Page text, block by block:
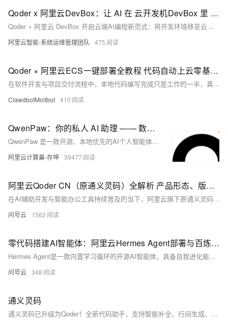
Qoder x 阿里云DevBox：让 AI 在 云开发机DevBox 里 "放开手脚"
Qoder × 阿里云 DevBox 开启云端AI编程新范式：将开发环境移至云端沙箱，实现算力解耦、全球加速、安全隔离与极致轻盈——0.1元/小时，一键直连，让AI自由执行、验证、重构，本地只留灵感。
阿里云智能-系统运维管理团队 475
Qoder × 阿里云ECS一键部署全教程 代码自动上云零基础实操指南
在软件开发与项目交付流程中，本地代码编写完成只是工作的一半，真正耗时耗力的环节永远是部署上线。无数开发者都深有体会：写完代码后需要手动登录云服务器、适配系统环境、安装项目依赖、配置后台守护脚本、设置端口与反向代理，每一个步骤都容易出现报错、版本不兼容、配置遗漏等问题。
ClawdbotMoltbot 410
QwenPaw：你的私人 AI 助理 —— 数据归你、记忆进化、多端触达的开源个人智能体
QwenPaw 是一款开源、本地优先的AI个人智能体（Apache 2.0），数据归属用户、记忆自主进化、支持钉钉/飞书/微信等多端触达。3行命令即可部署，内置Coding IDE、Persona人格、定时任务、MCP工具生态与多Agent协作，真正属于你的私有AI助理。
阿里云计算巢-存坤 39477
阿里云Qoder CN（原通义灵码）全解析 产品形态、版本划分与技术适配说明
在AI辅助开发与智能办公工具持续普及的当下，阿里云旗下原通义灵码正式更名为Qoder CN，同时延伸出QoderWork CN、Qoder CN CLI、Qoder CN Mobile等多款配套产品，形成覆盖代码开发、日常办公、终端交互、移动端使用的完整工具矩阵。Qoder CN核心定位为AI智能编码助手，深度适配主流代码编辑器、集成开发环境以及终端场景；QoderWork CN则偏向桌面端综合办公辅助，二者面向不同使用场景，划分了多个版本档位，搭配差异化资源配额、功能权限与计费规则，同时兼容多款主流大模型。
问号云 1562
零代码搭建AI智能体：阿里云Hermes Agent部署与百炼Token Plan配置完整手册
Hermes Agent是一款内置学习循环的开源AI智能体，具备自我进化能力，可通过自然语言调用浏览器、文件系统、代码编辑器等工具，完成文档处理、数据采集、代码开发等复杂任务，是个人与团队提升工作效率的核心工具。2026年，阿里云提供轻量应用服务器、ECS云服务器、无影云电脑三种主流部署方案，搭配官方预装镜像，大幅降低部署门槛；同时，阿里云百炼推出Token Plan团队版，提供固定月费、额度内无限调用的模型服务，与Hermes Agent深度集成，实现稳定、低成本的AI能力支撑。
问号云 348
通义灵码
通义灵码已升级为Qoder！全新代码助手，支持智能补全、行间生成、单元测试、注释生成等，性能更优、响应更快，助力开发者高效编程。